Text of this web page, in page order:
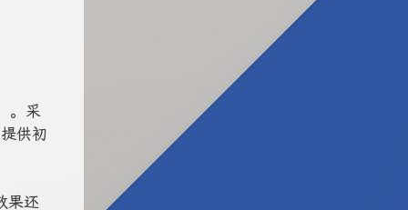
。采
供初
果还